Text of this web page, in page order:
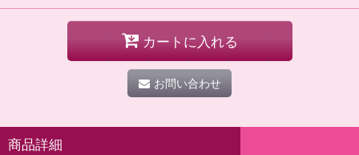
カートに入れる
お問い合わせ
商品詳細